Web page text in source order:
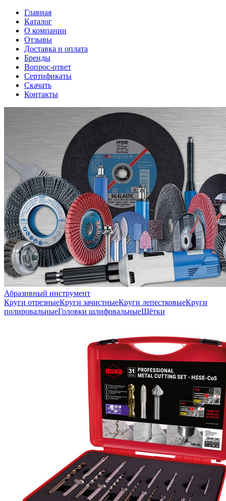
Главная
Каталог
О компании
Отзывы
Доставка и оплата
Бренды
Вопрос-ответ
Сертификаты
Скачать
Контакты
Абразивный инструмент
Круги отрезныеКруги зачистныеКруги лепестковыеКруги
полировальныеГоловки шлифовальныеЩётки